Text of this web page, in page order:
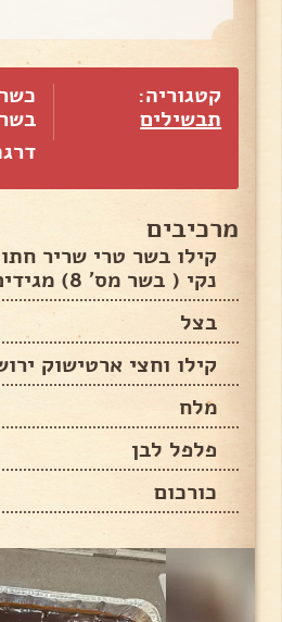
קטגוריה:
תבשילים
מרכיבים
קילו בשר טרי שריר
נקי ( בשר מס' 8) מגידים.
בצל
קילו וחצי ארטישוק
מלח
פלפל לבן
כורכום